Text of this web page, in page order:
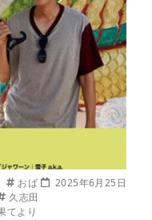
おば
久志田
てより
2025年6月25日